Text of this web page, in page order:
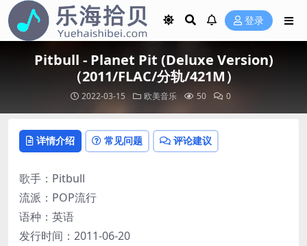
登录
Pitbull - Planet Pit (Deluxe Version)
（2011/FLAC/分轨/421M）
2022-03-15 欧美音乐 50 0
详情介绍 常见问题 评论建议
歌手：Pitbull
流派：POP流行
语种：英语
发行时间：2011-06-20